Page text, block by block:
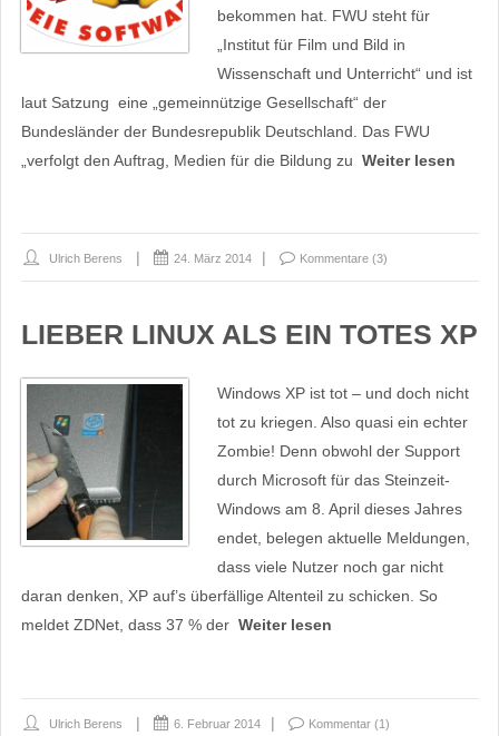
bekommen hat. FWU steht für
„Institut für Film und Bild in
Wissenschaft und Unterricht“ und ist
laut Satzung eine „gemeinnützige Gesellschaft“ der
Bundesländer der Bundesrepublik Deutschland. Das FWU
„verfolgt den Auftrag, Medien für die Bildung zu Weiter lesen
Ulrich Berens 24. März 2014 Kommentare (3)
LIEBER LINUX ALS EIN TOTES XP
Windows XP ist tot – und doch nicht
tot zu kriegen. Also quasi ein echter
Zombie! Denn obwohl der Support
durch Microsoft für das Steinzeit-
Windows am 8. April dieses Jahres
endet, belegen aktuelle Meldungen,
dass viele Nutzer noch gar nicht
daran denken, XP auf’s überfällige Altenteil zu schicken. So
meldet ZDNet, dass 37 % der Weiter lesen
Ulrich Berens 6. Februar 2014 Kommentar (1)